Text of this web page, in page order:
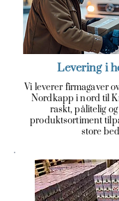
Levering i
Vi leverer firmagaver
Nordkapp i nord til
raskt, pålitelig
produktsortiment
store